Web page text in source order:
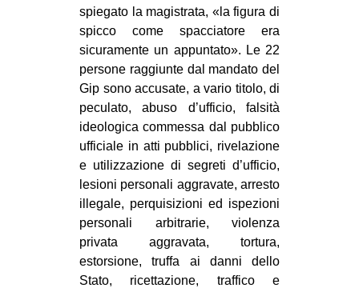
spiegato la magistrata, «la figura di
spicco come spacciatore era
sicuramente un appuntato». Le 22
persone raggiunte dal mandato del
Gip sono accusate, a vario titolo, di
peculato, abuso d’ufficio, falsità
ideologica commessa dal pubblico
ufficiale in atti pubblici, rivelazione
e utilizzazione di segreti d’ufficio,
lesioni personali aggravate, arresto
illegale, perquisizioni ed ispezioni
personali arbitrarie, violenza
privata aggravata, tortura,
estorsione, truffa ai danni dello
Stato, ricettazione, traffico e